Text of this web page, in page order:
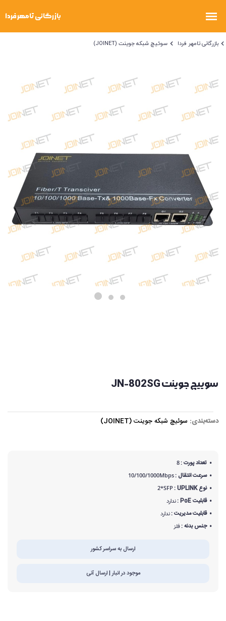
بازرگانی تامهر فردا سوئیچ شبکه جوینت (JOINET)
سوییچ جوینت JN-802SG
دسته‌بندی: سوئیچ شبکه جوینت (JOINET)
تعداد پورت :8
سرعت انتقال :10/100/1000Mbps
نوع UPLINK :
2*SFP
قابلیت PoE :
ندارد
قابلیت مدیریت :ندارد
جنس بدنه :فلز
ارسال به سراسر کشور
موجود در انبار | ارسال آنی